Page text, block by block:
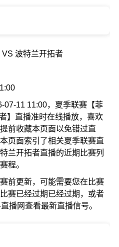
VS 波特兰开拓者
07-11 11:00，夏季联赛【菲
】直播准时在线播放，喜欢
前收藏本页面以免错过直
页面索引了相关夏季联赛直
兰开拓者直播的近期比赛列
程。
前更新，可能需要您在比赛
赛已经过期已经过期，或者
播网查看最新直播信号。